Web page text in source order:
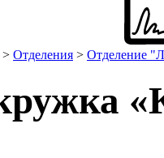
> Отделения > Отделение